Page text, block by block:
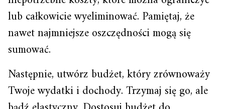
lub całkowicie wyeliminować. Pamiętaj, że
nawet najmniejsze oszczędności mogą się
sumować.
Następnie, utwórz budżet, który zrównoważy
Twoje wydatki i dochody. Trzymaj się go, ale